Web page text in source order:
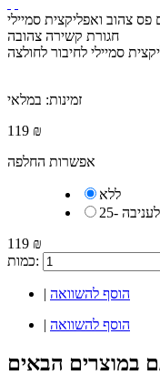
פס צהוב ואפליקצית סמיילי
חגורת קשירה צהובה
סמיילי לחיבור לחולצה
זמינות: במלאי
119 ₪
אפשרות החלפה
ללא
-
119 ₪
כמות:
| הוסף להשוואה
| הוסף להשוואה
במוצרים הבאים